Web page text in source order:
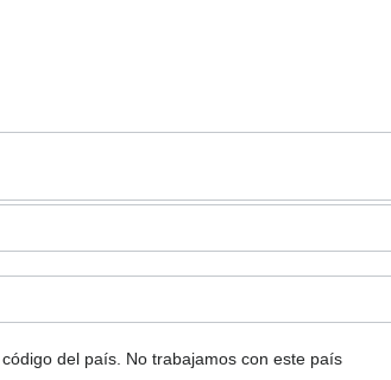
del país. No trabajamos con este país